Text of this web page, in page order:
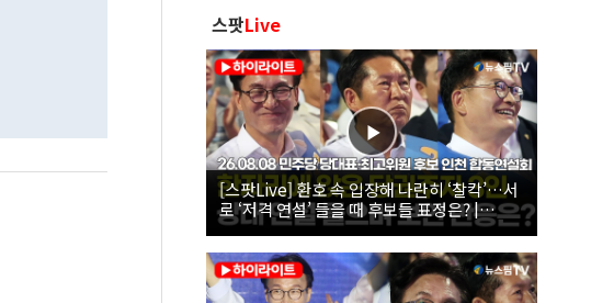
스팟Live
[스팟Live] 환호 속 입장해 나란히 ‘찰칵’…서
로 ‘저격 연설’ 들을 때 후보들 표정은? |
26.08.08 더불어민주당 당대표·최고위원 후
보 인천 합동연설회